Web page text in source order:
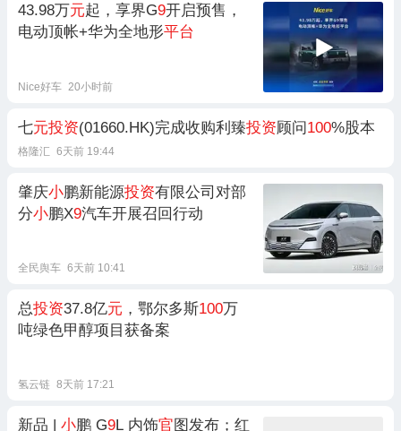
43.98万元起，享界G9开启预售，
电动顶帐+华为全地形平台
Nice好车 20小时前
七元投资(01660.HK)完成收购利臻投资顾问100%股本
格隆汇 6天前 19:44
肇庆小鹏新能源投资有限公司对部
分小鹏X9汽车开展召回行动
全民舆车 6天前 10:41
总投资37.8亿元 ，鄂尔多斯100万
吨绿色甲醇项目获备案
氢云链 8天前 17:21
新品 | 小鹏 G9L 内饰官 图发布；红